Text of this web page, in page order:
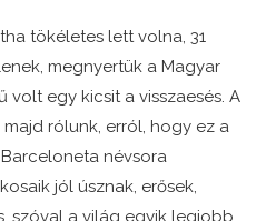
tökéletes lett volna, 31
megnyertük a Magyar
volt egy kicsit a visszaesés. A
rólunk, erról, hogy ez a
névsora
jól úsznak, erősek,